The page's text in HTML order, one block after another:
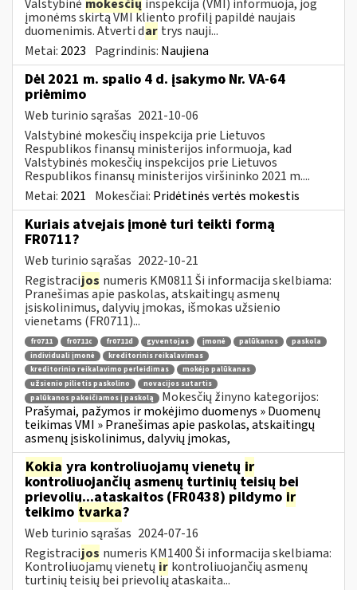
Valstybinė mokesčių inspekcija (VMI) informuoja, jog
įmonėms skirtą VMI kliento profilį papildė naujais
duomenimis. Atverti dar trys nauji...
Metai: 2023 Pagrindinis: Naujiena
Dėl 2021 m. spalio 4 d. įsakymo Nr. VA-64
priėmimo
Web turinio sąrašas 2021-10-06
Valstybinė mokesčių inspekcija prie Lietuvos
Respublikos finansų ministerijos informuoja, kad
Valstybinės mokesčių inspekcijos prie Lietuvos
Respublikos finansų ministerijos viršininko 2021 m....
Metai: 2021 Mokesčiai: Pridėtinės vertės mokestis
Kuriais atvejais įmonė turi teikti formą
FR0711?
Web turinio sąrašas 2022-10-21
Registracijos numeris KM0811 Ši informacija skelbiama:
Pranešimas apie paskolas, atskaitingų asmenų
įsiskolinimus, dalyvių įmokas, išmokas užsienio
vienetams (FR0711)...
fr0711 fr0711c fr0711d gyventojas įmonė palūkanos
paskola
individuali įmonė
kreditorinis reikalavimas
kreditorinio reikalavimo perleidimas
mokėjo palūkanas
užsienio pilietis paskolino
novacijos sutartis
palūkanos pakeičiamos į paskolą
Mokesčių žinyno kategorijos:
Prašymai, pažymos ir mokėjimo duomenys » Duomenų
teikimas VMI » Pranešimas apie paskolas, atskaitingų
asmenų įsiskolinimus, dalyvių įmokas,
Kokia yra kontroliuojamų vienetų ir
kontroliuojančių asmenų turtinių teisių bei
prievolių...ataskaitos (FR0438) pildymo ir
teikimo tvarka?
Web turinio sąrašas 2024-07-16
Registracijos numeris KM1400 Ši informacija skelbiama:
Kontroliuojamų vienetų ir kontroliuojančių asmenų
turtinių teisių bei prievolių ataskaita...